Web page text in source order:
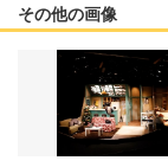
その他の画像